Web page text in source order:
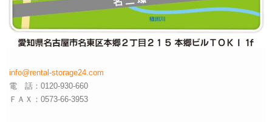
info@rental-storage24.com
電 話：0120-930-660
ＦＡＸ：0573-66-3953